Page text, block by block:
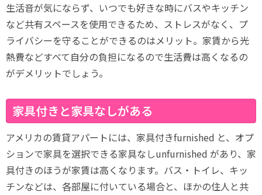
生活音が気にならず、いつでも好きな時にバスやキッチン
など共有スペースを使用できるため、ストレスがなく、プ
ライバシーを守ることができるのはメリット。家賃から光
熱費などすべて自分の負担になるので生活費は高くなるの
がデメリットでしょう。
家具付きと家具なしがある
アメリカの賃貸アパートには、家具付きfurnished と、オプ
ションで家具を選択できる家具なしunfurnished があり、家
具付きのほうが家賃は高くなります。バス・トイレ、キッ
チンなどは、各部屋に付いている場合と、ほかの住人と共